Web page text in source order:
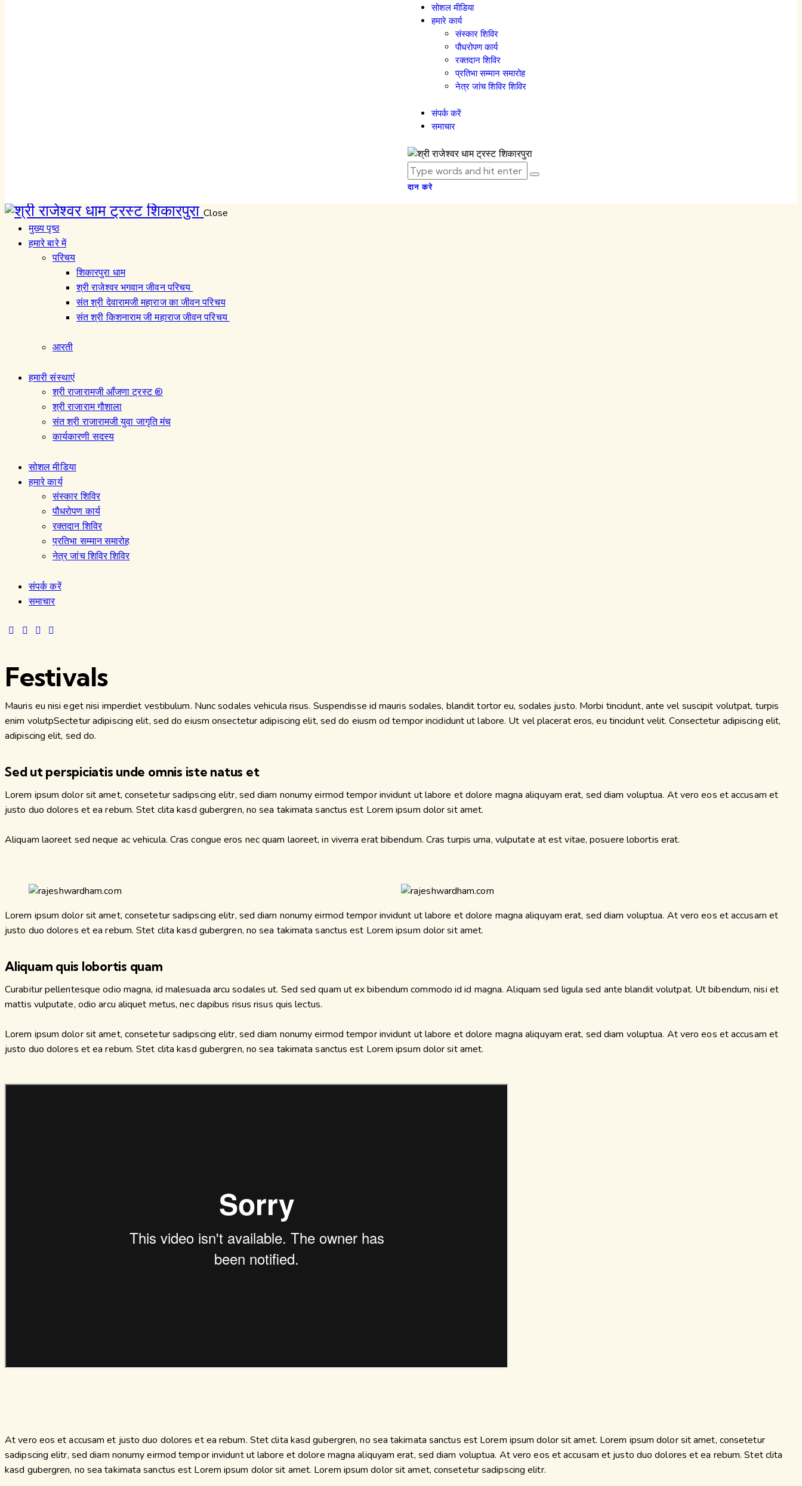
सोशल मीडिया
हमारे कार्य
संस्कार शिविर
पौधरोपण कार्य
रक्तदान शिविर
प्रतिभा सम्मान समारोह
नेत्र जांच शिविर शिविर
संपर्क करें
समाचार
दान करे
Close
मुख्य पृष्ठ
हमारे बारे में
परिचय
शिकारपुरा धाम
श्री राजेश्वर भगवान जीवन परिचय
संत श्री देवारामजी महाराज का जीवन परिचय
संत श्री किशनाराम जी महाराज जीवन परिचय
आरती
हमारी संस्थाएं
श्री राजारामजी आँजणा ट्रस्ट ®
श्री राजाराम गौशाला
संत श्री राजारामजी युवा जागृति मंच
कार्यकारणी सदस्य
सोशल मीडिया
हमारे कार्य
संस्कार शिविर
पौधरोपण कार्य
रक्तदान शिविर
प्रतिभा सम्मान समारोह
नेत्र जांच शिविर शिविर
संपर्क करें
समाचार
Festivals
Mauris eu nisi eget nisi imperdiet vestibulum. Nunc sodales vehicula risus. Suspendisse id mauris sodales, blandit tortor eu, sodales justo. Morbi tincidunt, ante vel suscipit volutpat, turpis
enim volutpSectetur adipiscing elit, sed do eiusm onsectetur adipiscing elit, sed do eiusm od tempor incididunt ut labore. Ut vel placerat eros, eu tincidunt velit. Consectetur adipiscing elit,
adipiscing elit, sed do.
Sed ut perspiciatis unde omnis iste natus et
Lorem ipsum dolor sit amet, consetetur sadipscing elitr, sed diam nonumy eirmod tempor invidunt ut labore et dolore magna aliquyam erat, sed diam voluptua. At vero eos et accusam et
justo duo dolores et ea rebum. Stet clita kasd gubergren, no sea takimata sanctus est Lorem ipsum dolor sit amet.
Aliquam laoreet sed neque ac vehicula. Cras congue eros nec quam laoreet, in viverra erat bibendum. Cras turpis urna, vulputate at est vitae, posuere lobortis erat.
Lorem ipsum dolor sit amet, consetetur sadipscing elitr, sed diam nonumy eirmod tempor invidunt ut labore et dolore magna aliquyam erat, sed diam voluptua. At vero eos et accusam et
justo duo dolores et ea rebum. Stet clita kasd gubergren, no sea takimata sanctus est Lorem ipsum dolor sit amet.
Aliquam quis lobortis quam
Curabitur pellentesque odio magna, id malesuada arcu sodales ut. Sed sed quam ut ex bibendum commodo id id magna. Aliquam sed ligula sed ante blandit volutpat. Ut bibendum, nisi et
mattis vulputate, odio arcu aliquet metus, nec dapibus risus risus quis lectus.
Lorem ipsum dolor sit amet, consetetur sadipscing elitr, sed diam nonumy eirmod tempor invidunt ut labore et dolore magna aliquyam erat, sed diam voluptua. At vero eos et accusam et
justo duo dolores et ea rebum. Stet clita kasd gubergren, no sea takimata sanctus est Lorem ipsum dolor sit amet.
At vero eos et accusam et justo duo dolores et ea rebum. Stet clita kasd gubergren, no sea takimata sanctus est Lorem ipsum dolor sit amet. Lorem ipsum dolor sit amet, consetetur
sadipscing elitr, sed diam nonumy eirmod tempor invidunt ut labore et dolore magna aliquyam erat, sed diam voluptua. At vero eos et accusam et justo duo dolores et ea rebum. Stet clita
kasd gubergren, no sea takimata sanctus est Lorem ipsum dolor sit amet. Lorem ipsum dolor sit amet, consetetur sadipscing elitr.